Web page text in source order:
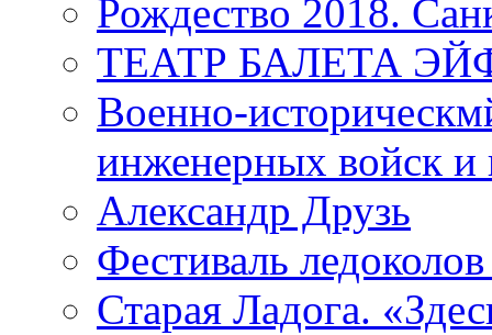
Рождество 2018.
ТЕАТР БАЛЕТА
Военно-
инженерных войск и
Александр Друзь
Фестиваль
Старая Ладога.